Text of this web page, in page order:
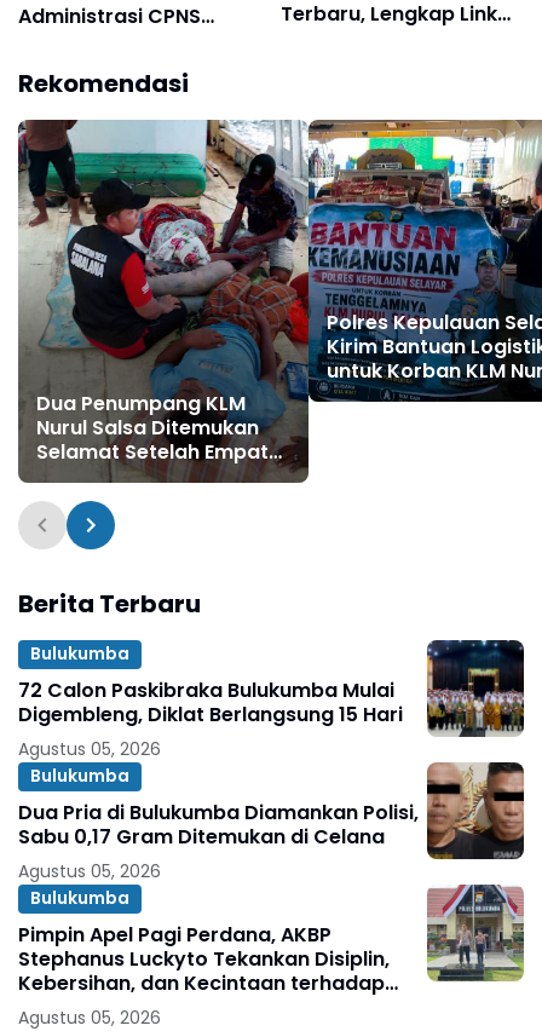
Administrasi CPNS
Terbaru, Lengkap Link
Rekomendasi
Dua Penumpang KLM
Nurul Salsa Ditemukan
Selamat Setelah Empat
Hari Terapung di Laut,
Tiga Korban Lain Diduga
Meninggal Dunia
Polres Kepulauan
Kirim Bantuan
untuk Korban KLM
Salsa di Pulau
Berita Terbaru
Bulukumba
72 Calon Paskibraka Bulukumba Mulai
Digembleng, Diklat Berlangsung 15 Hari
Agustus 05, 2026
Bulukumba
Dua Pria di Bulukumba Diamankan Polisi,
Sabu 0,17 Gram Ditemukan di Celana
Agustus 05, 2026
Bulukumba
Pimpin Apel Pagi Perdana, AKBP
Stephanus Luckyto Tekankan Disiplin,
Kebersihan, dan Kecintaan terhadap
Organisasi
Agustus 05, 2026